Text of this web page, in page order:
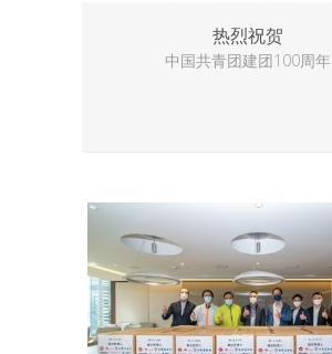
热烈祝贺
中国共青团建团100周年